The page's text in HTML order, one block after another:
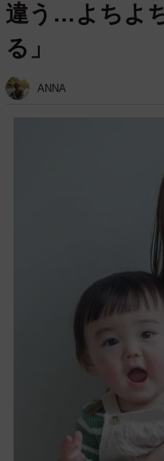
違う…よちよ
る」
ANNA